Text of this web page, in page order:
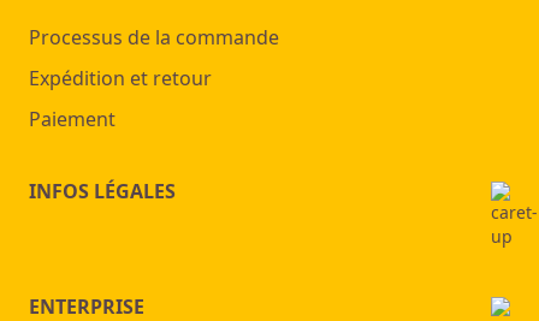
Processus de la commande
Expédition et retour
Paiement
INFOS LÉGALES
ENTERPRISE